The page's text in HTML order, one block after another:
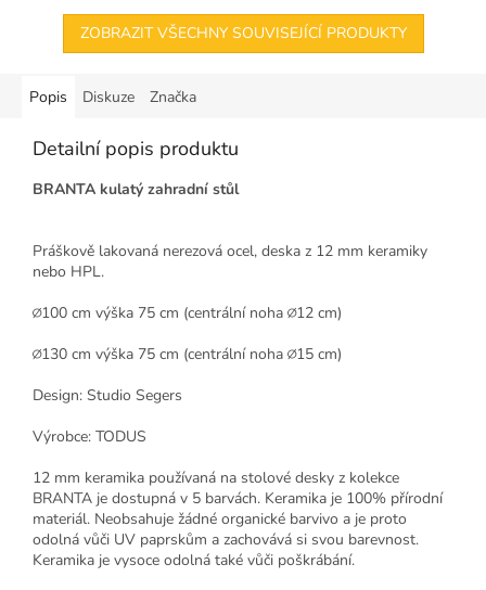
ZOBRAZIT VŠECHNY SOUVISEJÍCÍ PRODUKTY
Popis Diskuze Značka
Detailní popis produktu
BRANTA kulatý zahradní stůl
Práškově lakovaná nerezová ocel, deska z 12 mm keramiky
nebo HPL.
∅100 cm výška 75 cm (centrální noha ∅12 cm)
∅130 cm výška 75 cm (centrální noha ∅15 cm)
Design: Studio Segers
Výrobce: TODUS
12 mm keramika používaná na stolové desky z kolekce
BRANTA je dostupná v 5 barvách. Keramika je 100% přírodní
materiál. Neobsahuje žádné organické barvivo a je proto
odolná vůči UV paprskům a zachovává si svou barevnost.
Keramika je vysoce odolná také vůči poškrábání.